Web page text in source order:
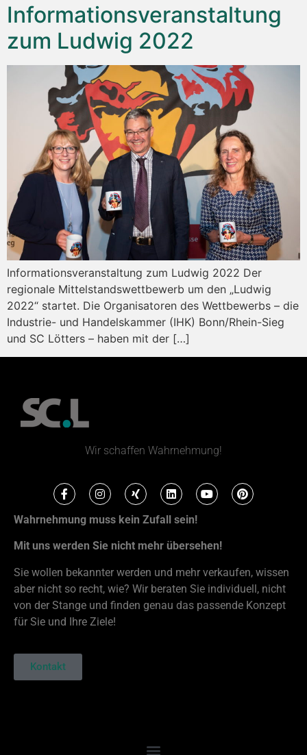
Informationsveranstaltung
zum Ludwig 2022
Informationsveranstaltung zum Ludwig 2022 Der
regionale Mittelstandswettbewerb um den „Ludwig
2022“ startet. Die Organisatoren des Wettbewerbs – die
Industrie- und Handelskammer (IHK) Bonn/Rhein-Sieg
und SC Lötters – haben mit der […]
Wir schaffen Wahrnehmung!
Wahrnehmung muss kein Zufall sein!
Mit uns werden Sie nicht mehr übersehen!
Sie wollen bekannter werden und mehr verkaufen, wissen
aber nicht so recht, wie? Wir beraten Sie individuell, nicht
von der Stange und finden genau das passende Konzept
für Sie und Ihre Ziele!
Kontakt